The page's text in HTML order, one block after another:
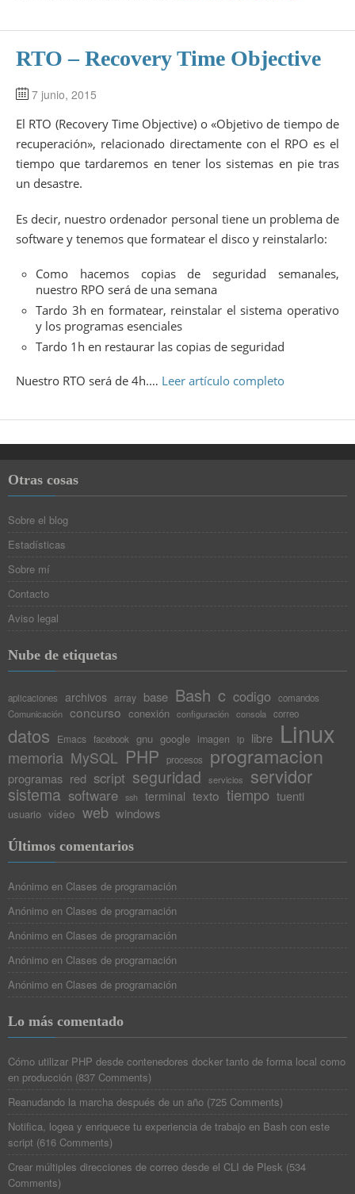
RTO – Recovery Time Objective
7 junio, 2015
El RTO (Recovery Time Objective) o «Objetivo de tiempo de
recuperación», relacionado directamente con el RPO es el
tiempo que tardaremos en tener los sistemas en pie tras
un desastre.
Es decir, nuestro ordenador personal tiene un problema de
software y tenemos que formatear el disco y reinstalarlo:
Como hacemos copias de seguridad semanales,
nuestro RPO será de una semana
Tardo 3h en formatear, reinstalar el sistema operativo
y los programas esenciales
Tardo 1h en restaurar las copias de seguridad
Nuestro RTO será de 4h.… Leer artículo completo
Otras cosas
Sobre el blog
Estadísticas
Sobre mí
Contacto
Aviso legal
Nube de etiquetas
aplicaciones archivos array base Bash c codigo
comandos
Comunicación concurso conexión configuración consola correo
datos Emacs facebook gnu google imagen ip libre Linux
memoria MySQL PHP procesos programacion
programas red script seguridad servicios servidor
sistema software ssh terminal texto tiempo tuenti
usuario video web windows
Últimos comentarios
Anónimo en Clases de programación
Anónimo en Clases de programación
Anónimo en Clases de programación
Anónimo en Clases de programación
Anónimo en Clases de programación
Lo más comentado
Cómo utilizar PHP desde contenedores docker tanto de forma local como
en producción (837 Comments)
Reanudando la marcha después de un año (725 Comments)
Notifica, logea y enriquece tu experiencia de trabajo en Bash con este
script (616 Comments)
Crear múltiples direcciones de correo desde el CLI de Plesk (534
Comments)